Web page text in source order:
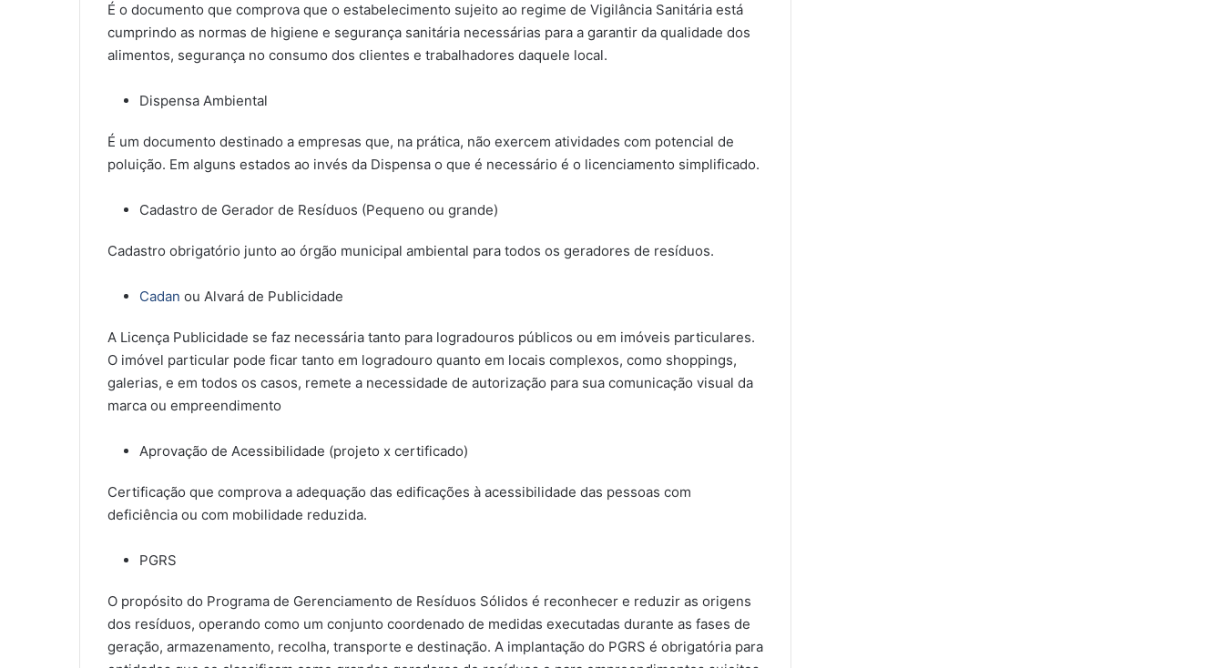
É o documento que comprova que o estabelecimento sujeito ao regime de Vigilância Sanitária está
cumprindo as normas de higiene e segurança sanitária necessárias para a garantir da qualidade dos
alimentos, segurança no consumo dos clientes e trabalhadores daquele local.
Dispensa Ambiental
É um documento destinado a empresas que, na prática, não exercem atividades com potencial de
poluição. Em alguns estados ao invés da Dispensa o que é necessário é o licenciamento simplificado.
Cadastro de Gerador de Resíduos (Pequeno ou grande)
Cadastro obrigatório junto ao órgão municipal ambiental para todos os geradores de resíduos.
Cadan ou Alvará de Publicidade
A Licença Publicidade se faz necessária tanto para logradouros públicos ou em imóveis particulares.
O imóvel particular pode ficar tanto em logradouro quanto em locais complexos, como shoppings,
galerias, e em todos os casos, remete a necessidade de autorização para sua comunicação visual da
marca ou empreendimento
Aprovação de Acessibilidade (projeto x certificado)
Certificação que comprova a adequação das edificações à acessibilidade das pessoas com
deficiência ou com mobilidade reduzida.
PGRS
O propósito do Programa de Gerenciamento de Resíduos Sólidos é reconhecer e reduzir as origens
dos resíduos, operando como um conjunto coordenado de medidas executadas durante as fases de
geração, armazenamento, recolha, transporte e destinação. A implantação do PGRS é obrigatória para